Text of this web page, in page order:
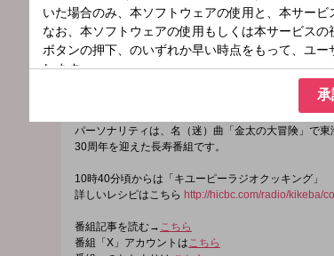
番組名
つボイノリオの聞けば聞くほど
世間の出来事、つボイノリオ自身の体験や、個々人
一緒に聞き、一緒に番組を創っていく。送られてく
コメントに関する即座のリアクションによって、番
パーソナリティは、名（迷）曲「金太の大冒険」で
30周年を迎えた長寿番組です。
10時40分頃からは「キユーピーラジオクッキング」
詳しいレシピはこちら http://hicbc.com/radio/kikeba/
番組記事を読む→ こちら
番組「X」アカウントはこちら